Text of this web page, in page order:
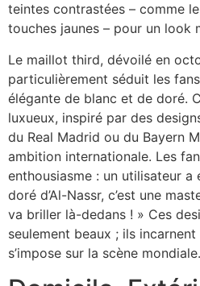
teintes contrastées – comme
touches jaunes – pour un look
Le maillot third, dévoilé en
particulièrement séduit les
élégante de blanc et de doré.
luxueux, inspiré par des
du Real Madrid ou du Bayern
ambition internationale. Les
enthousiasme : un utilisateur
doré d’Al-Nassr, c’est une
va briller là-dedans ! » Ces
seulement beaux ; ils incarnent
s’impose sur la scène mondiale.